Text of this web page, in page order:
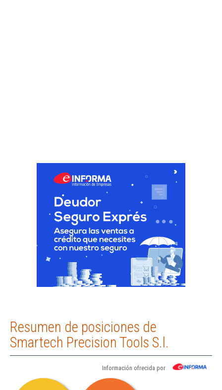
Resumen de posiciones de
Smartech Precision Tools S.l.
Información ofrecida por